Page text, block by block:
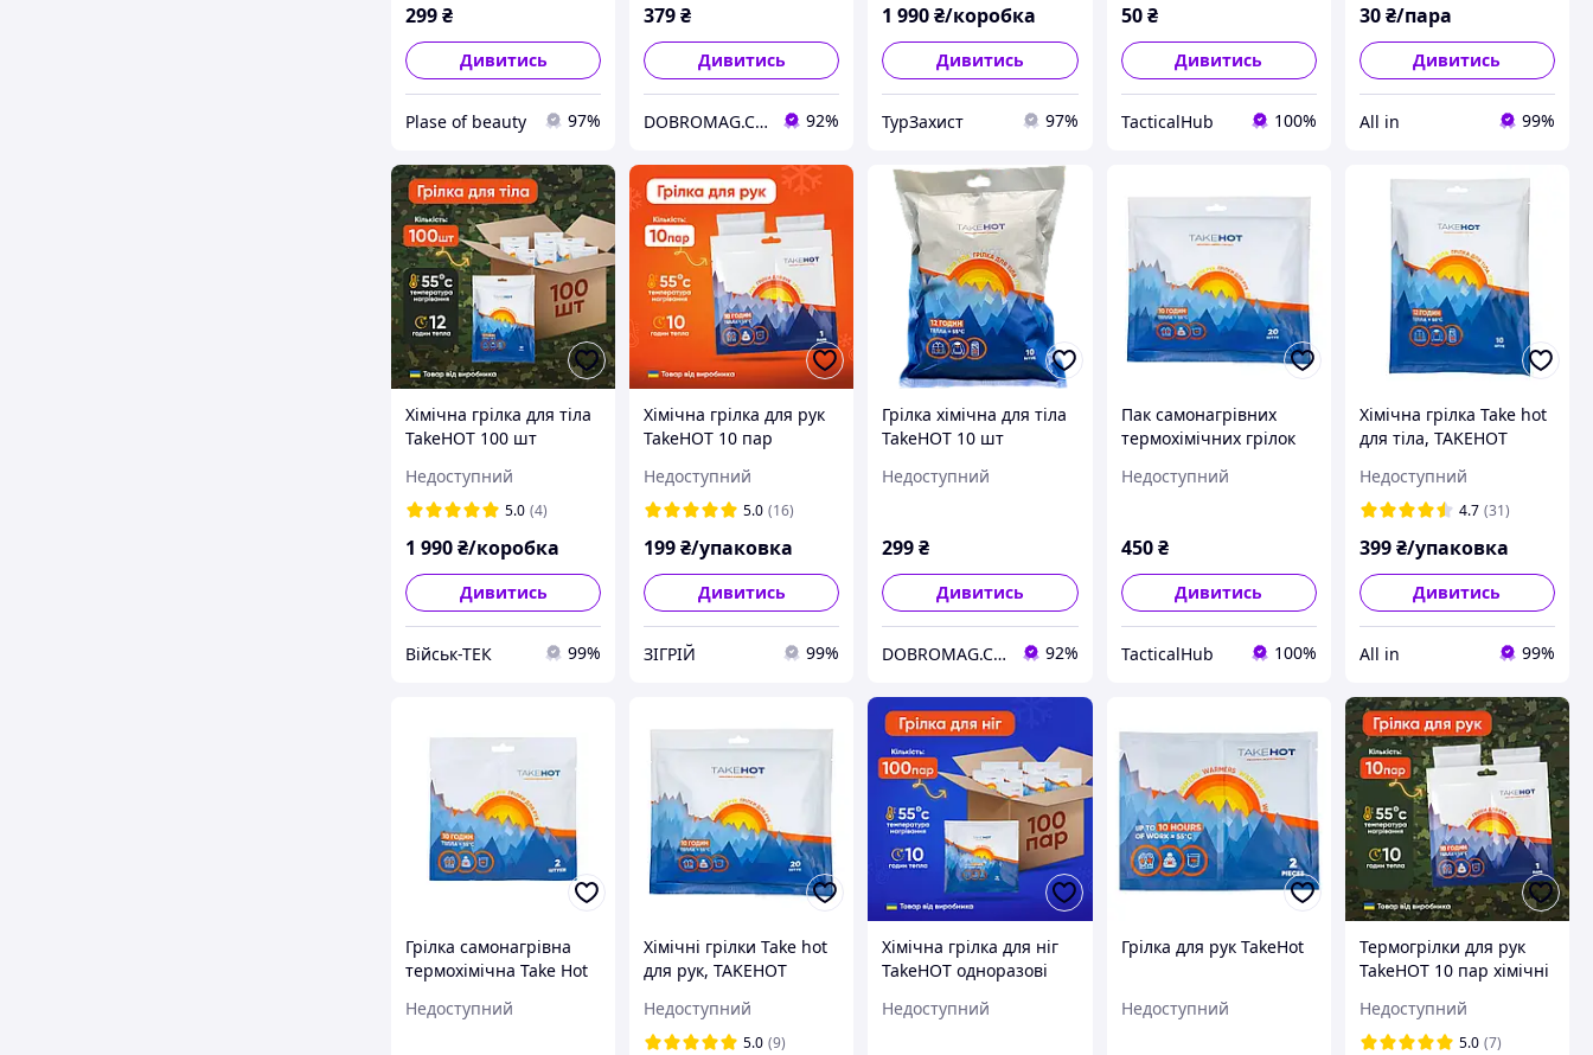
299₴
Дивитись
Plase of beauty 97%
379₴
Дивитись
DOBROMAG.COM.UA - ДОБРОМАГ 92%
1 990₴/коробка
Дивитись
ТурЗахист 97%
50 ₴
Дивитись
TacticalHub 100%
30₴/пара
Дивитись
All in 99%
Хімічна грілка для тіла
TakeHOT 100 шт
термогрілки до 12
годин тепла
Недоступний
5.0 (4)
1 990₴/коробка
Дивитись
Військ-ТЕК 99%
Хімічна грілка для рук
TakeHOT 10 пар
термогрілки до 10
годин тепла для
Недоступний
5.0 (16)
199₴/упаковка
Дивитись
ЗІГРІЙ 99%
Грілка хімічна для тіла
TakeHOT 10 шт
Недоступний
299₴
Дивитись
DOBROMAG.COM.UA - ДОБРОМАГ 92%
Пак самонагрівних
термохімічних грілок
Недоступний
450 ₴
Дивитись
TacticalHub 100%
Хімічна грілка Take hot
для тіла, TAKEHOT
Недоступний
4.7 (31)
399₴/упаковка
Дивитись
All in 99%
Грілка самонагрівна
термохімічна Take Hot
10 годин, загальна вага
Недоступний
Хімічні грілки Take hot
для рук, TAKEHOT
Недоступний
5.0 (9)
Хімічна грілка для ніг
TakeHOT одноразові
годин тепла
Недоступний
Грілка для рук TakeHot
Недоступний
Термогрілки для рук
TakeHOT 10 пар хімічні
тепла для військових
Недоступний
5.0 (7)